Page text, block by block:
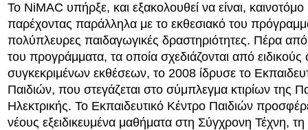
Το NiMAC υπήρξε, και εξακολουθεί να είναι,
παρέχοντας παράλληλα με το εκθεσιακό του
πολύπλευρες παιδαγωγικές δραστηριότητες. Πέρα από
του προγράμματα, τα οποία σχεδιάζονται από ειδικούς
συγκεκριμένων εκθέσεων, το 2008 ίδρυσε το
Παιδιών, που στεγάζεται στο σύμπλεγμα κτιρίων της
Ηλεκτρικής. Το Εκπαιδευτικό Κέντρο Παιδιών
νέους εξειδικευμένα μαθήματα στη Σύγχρονη Τέχνη,